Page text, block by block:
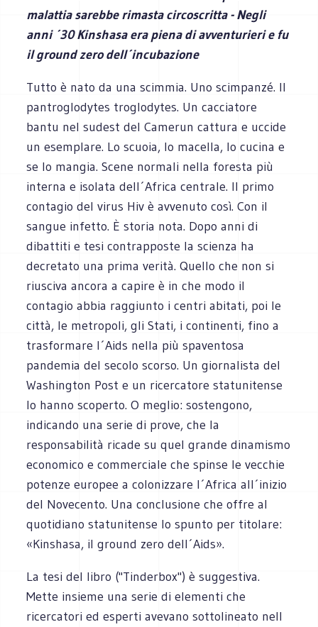
malattia sarebbe rimasta circoscritta - Negli
anni ´30 Kinshasa era piena di avventurieri e fu
il ground zero dell´incubazione
Tutto è nato da una scimmia. Uno scimpanzé. Il
pantroglodytes troglodytes. Un cacciatore
bantu nel sudest del Camerun cattura e uccide
un esemplare. Lo scuoia, lo macella, lo cucina e
se lo mangia. Scene normali nella foresta più
interna e isolata dell´Africa centrale. Il primo
contagio del virus Hiv è avvenuto così. Con il
sangue infetto. È storia nota. Dopo anni di
dibattiti e tesi contrapposte la scienza ha
decretato una prima verità. Quello che non si
riusciva ancora a capire è in che modo il
contagio abbia raggiunto i centri abitati, poi le
città, le metropoli, gli Stati, i continenti, fino a
trasformare l´Aids nella più spaventosa
pandemia del secolo scorso. Un giornalista del
Washington Post e un ricercatore statunitense
lo hanno scoperto. O meglio: sostengono,
indicando una serie di prove, che la
responsabilità ricade su quel grande dinamismo
economico e commerciale che spinse le vecchie
potenze europee a colonizzare l´Africa all´inizio
del Novecento. Una conclusione che offre al
quotidiano statunitense lo spunto per titolare:
«Kinshasa, il ground zero dell´Aids».
La tesi del libro ("Tinderbox") è suggestiva.
Mette insieme una serie di elementi che
ricercatori ed esperti avevano sottolineato nell